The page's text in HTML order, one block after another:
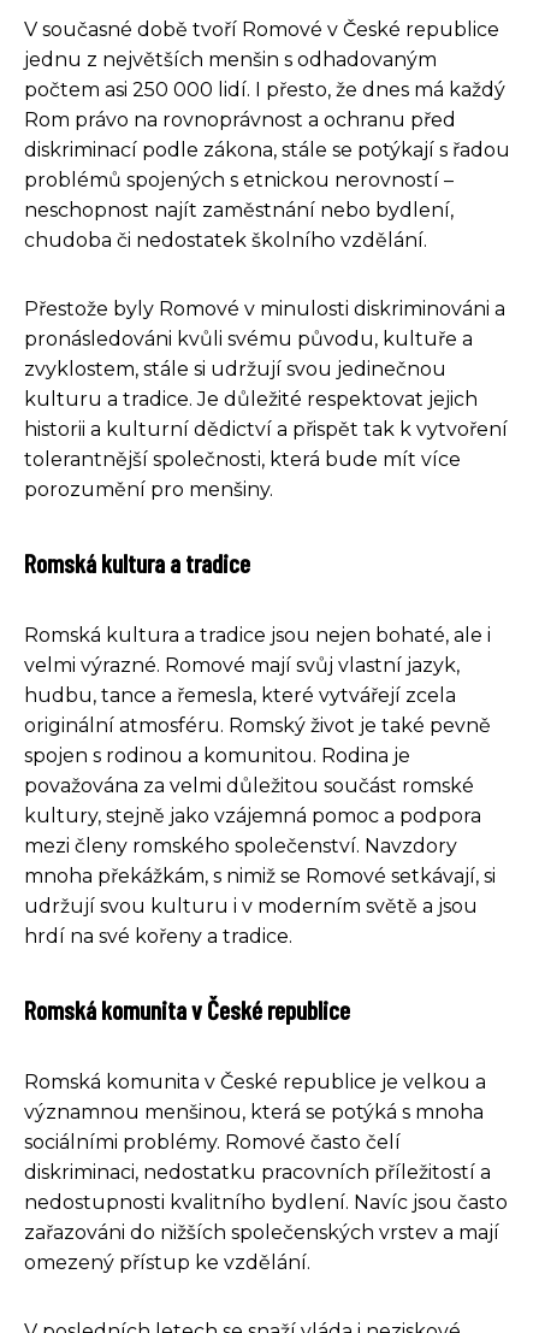
V současné době tvoří Romové v České republice
jednu z největších menšin s odhadovaným
počtem asi 250 000 lidí. I přesto, že dnes má každý
Rom právo na rovnoprávnost a ochranu před
diskriminací podle zákona, stále se potýkají s řadou
problémů spojených s etnickou nerovností –
neschopnost najít zaměstnání nebo bydlení,
chudoba či nedostatek školního vzdělání.
Přestože byly Romové v minulosti diskriminováni a
pronásledováni kvůli svému původu, kultuře a
zvyklostem, stále si udržují svou jedinečnou
kulturu a tradice. Je důležité respektovat jejich
historii a kulturní dědictví a přispět tak k vytvoření
tolerantnější společnosti, která bude mít více
porozumění pro menšiny.
Romská kultura a tradice
Romská kultura a tradice jsou nejen bohaté, ale i
velmi výrazné. Romové mají svůj vlastní jazyk,
hudbu, tance a řemesla, které vytvářejí zcela
originální atmosféru. Romský život je také pevně
spojen s rodinou a komunitou. Rodina je
považována za velmi důležitou součást romské
kultury, stejně jako vzájemná pomoc a podpora
mezi členy romského společenství. Navzdory
mnoha překážkám, s nimiž se Romové setkávají, si
udržují svou kulturu i v moderním světě a jsou
hrdí na své kořeny a tradice.
Romská komunita v České republice
Romská komunita v České republice je velkou a
významnou menšinou, která se potýká s mnoha
sociálními problémy. Romové často čelí
diskriminaci, nedostatku pracovních příležitostí a
nedostupnosti kvalitního bydlení. Navíc jsou často
zařazováni do nižších společenských vrstev a mají
omezený přístup ke vzdělání.